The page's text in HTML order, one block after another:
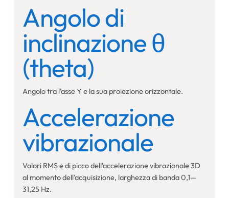
Angolo di
inclinazione θ
(theta)
Angolo tra l'asse Y e la sua proiezione orizzontale.
Accelerazione
vibrazionale
Valori RMS e di picco dell'accelerazione vibrazionale 3D
al momento dell'acquisizione, larghezza di banda 0,1—
31,25 Hz.